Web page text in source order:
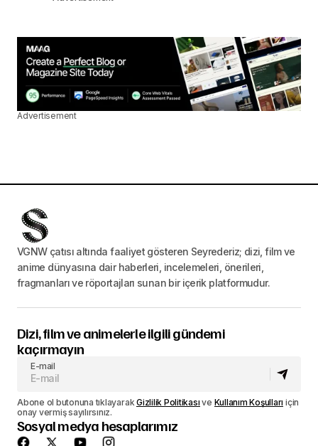
Advertisement
VGNW çatısı altında faaliyet gösteren Seyrederiz; dizi, film ve
anime dünyasına dair haberleri, incelemeleri, önerileri,
fragmanları ve röportajları sunan bir içerik platformudur.
Dizi, film ve animelerle ilgili gündemi
kaçırmayın
E-mail
Abone ol butonuna tıklayarakGizlilik Politikası ve Kullanım Koşulları için
onay vermiş sayılırsınız.
Sosyal medya hesaplarımız